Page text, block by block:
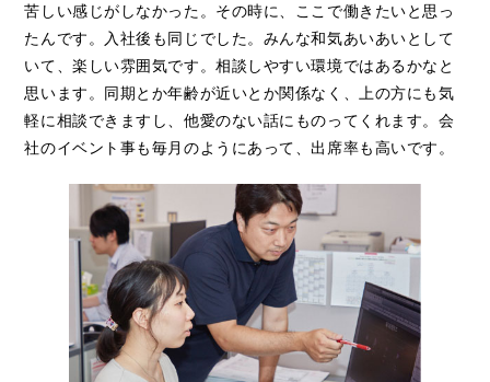
苦しい感じがしなかった。その時に、ここで働きたいと思っ
たんです。入社後も同じでした。みんな和気あいあいとして
いて、楽しい雰囲気です。相談しやすい環境ではあるかなと
思います。同期とか年齢が近いとか関係なく、上の方にも気
軽に相談できますし、他愛のない話にものってくれます。会
社のイベント事も毎月のようにあって、出席率も高いです。